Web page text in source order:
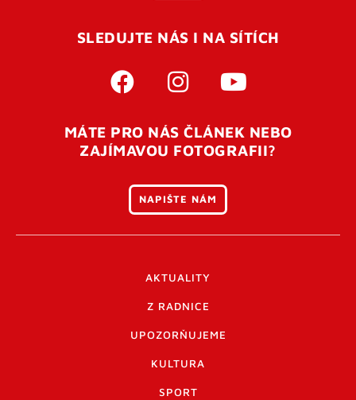
SLEDUJTE NÁS I NA SÍTÍCH
MÁTE PRO NÁS ČLÁNEK NEBO
ZAJÍMAVOU FOTOGRAFII?
NAPIŠTE NÁM
AKTUALITY
Z RADNICE
UPOZORŇUJEME
KULTURA
SPORT